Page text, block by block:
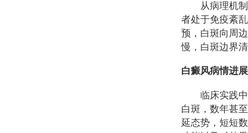
从病理机
者处于免疫紊
预，白斑向周
慢，白斑边界
白癜风病情进
临床实践
白斑，数年甚
延态势，短短